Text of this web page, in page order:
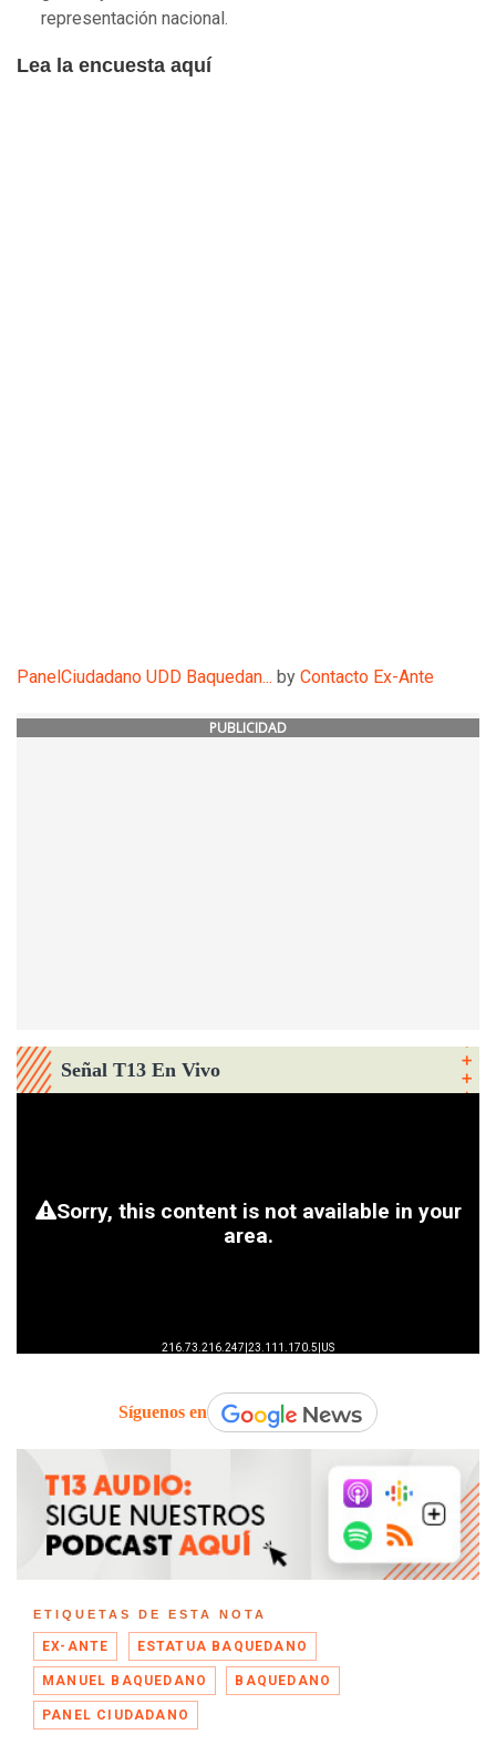
representación nacional.
Lea la encuesta aquí
PanelCiudadano UDD Baquedan... by Contacto Ex-Ante
PUBLICIDAD
Señal T13 En Vivo
Síguenos en
ETIQUETAS DE ESTA NOTA
EX-ANTE ESTATUA BAQUEDANO
MANUEL BAQUEDANO BAQUEDANO
PANEL CIUDADANO